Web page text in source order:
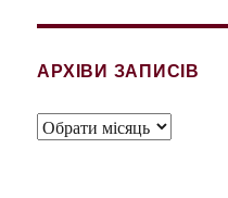
АРХІВИ ЗАПИСІВ
Архіви